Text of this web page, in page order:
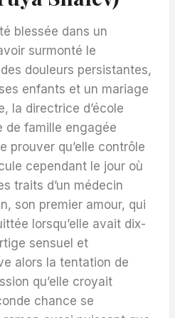
blessée dans un
surmonté le
douleurs persistantes,
enfants et un mariage
la directrice d’école
de famille engagée
prouver qu’elle contrôle
cependant le jour où
traits d’un médecin
son premier amour, qui
lorsqu’elle avait dix-
sensuel et
alors la tentation de
qu’elle croyait
chance se